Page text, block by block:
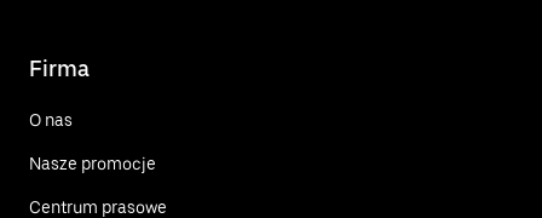
Firma
O nas
Nasze promocje
Centrum prasowe